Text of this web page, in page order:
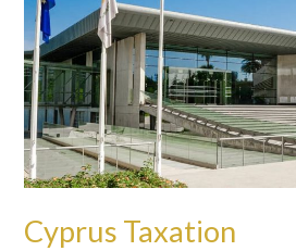
Cyprus Taxation